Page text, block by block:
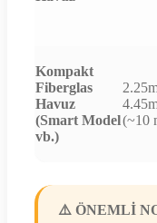
Kompakt
Fiberglas
Havuz
(Smart Model
vb.)
(~10
⚠️ ÖNEMLİ